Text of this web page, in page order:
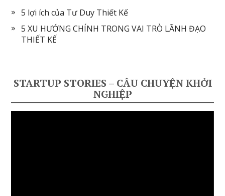
5 lợi ích của Tư Duy Thiết Kế
5 XU HƯỚNG CHÍNH TRONG VAI TRÒ LÃNH ĐẠO
THIẾT KẾ
STARTUP STORIES – CÂU CHUYỆN KHỞI
NGHIỆP